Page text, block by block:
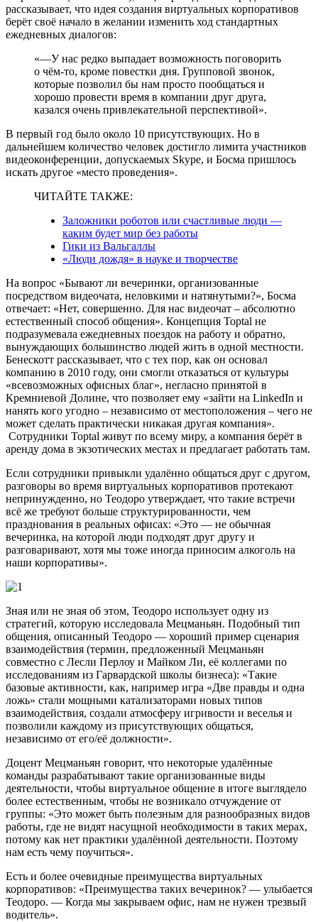
рассказывает, что идея создания виртуальных корпоративов
берёт своё начало в желании изменить ход стандартных
ежедневных диалогов:
«—У нас редко выпадает возможность поговорить
о чём-то, кроме повестки дня. Групповой звонок,
которые позволил бы нам просто пообщаться и
хорошо провести время в компании друг друга,
казался очень привлекательной перспективой».
В первый год было около 10 присутствующих. Но в
дальнейшем количество человек достигло лимита участников
видеоконференции, допускаемых Skype, и Босма пришлось
искать другое «место проведения».
ЧИТАЙТЕ ТАКЖЕ:
Заложники роботов или счастливые люди —
каким будет мир без работы
Гики из Вальгаллы
«Люди дождя» в науке и творчестве
На вопрос «Бывают ли вечеринки, организованные
посредством видеочата, неловкими и натянутыми?», Босма
отвечает: «Нет, совершенно. Для нас видеочат – абсолютно
естественный способ общения». Концепция Toptal не
подразумевала ежедневных поездок на работу и обратно,
вынуждающих большинство людей жить в одной местности.
Бенескотт рассказывает, что с тех пор, как он основал
компанию в 2010 году, они смогли отказаться от культуры
«всевозможных офисных благ», негласно принятой в
Кремниевой Долине, что позволяет ему «зайти на LinkedIn и
нанять кого угодно – независимо от местоположения – чего не
может сделать практически никакая другая компания».
Сотрудники Toptal живут по всему миру, а компания берёт в
аренду дома в экзотических местах и предлагает работать там.
Если сотрудники привыкли удалённо общаться друг с другом,
разговоры во время виртуальных корпоративов протекают
непринужденно, но Теодоро утверждает, что такие встречи
всё же требуют больше структурированности, чем
празднования в реальных офисах: «Это — не обычная
вечеринка, на которой люди подходят друг другу и
разговаривают, хотя мы тоже иногда приносим алкоголь на
наши корпоративы».
Зная или не зная об этом, Теодоро использует одну из
стратегий, которую исследовала Мецманьян. Подобный тип
общения, описанный Теодоро — хороший пример сценария
взаимодействия (термин, предложенный Мецманьян
совместно с Лесли Перлоу и Майком Ли, её коллегами по
исследованиям из Гарвардской школы бизнеса): «Такие
базовые активности, как, например игра «Две правды и одна
ложь» стали мощными катализаторами новых типов
взаимодействия, создали атмосферу игривости и веселья и
позволили каждому из присутствующих общаться,
независимо от его/её должности».
Доцент Мецманьян говорит, что некоторые удалённые
команды разрабатывают такие организованные виды
деятельности, чтобы виртуальное общение в итоге выглядело
более естественным, чтобы не возникало отчуждение от
группы: «Это может быть полезным для разнообразных видов
работы, где не видят насущной необходимости в таких мерах,
потому как нет практики удалённой деятельности. Поэтому
нам есть чему поучиться».
Есть и более очевидные преимущества виртуальных
корпоративов: «Преимущества таких вечеринок? — улыбается
Теодоро. — Когда мы закрываем офис, нам не нужен трезвый
водитель».